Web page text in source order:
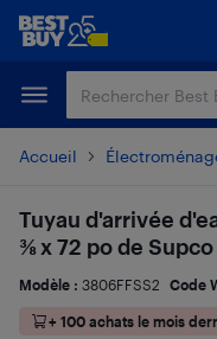
Passer
principal
Passer
Accueil
Tuyau d'arrivée
⅜ x 72 po de
Modèle : 3806FFSS2 Code
+ 100 achats le mois